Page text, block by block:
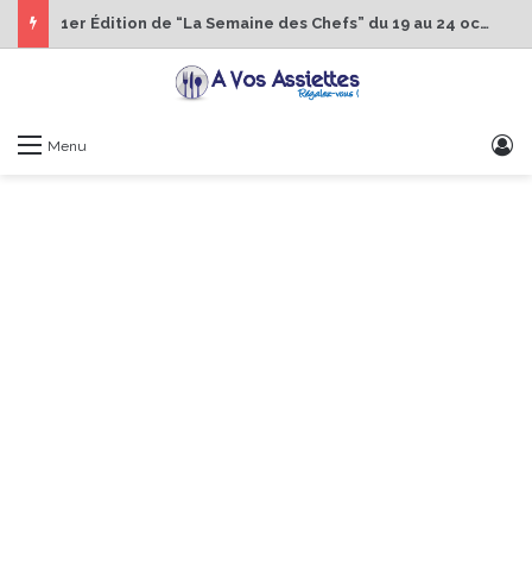
1er Édition de “La Semaine des Chefs” du 19 au 24 octobre 2026
Menu